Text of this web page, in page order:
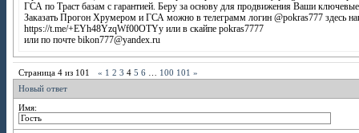
ГСА по Траст базам с гарантией. Беру за основу для продвижения Ваши ключевые
Заказать Прогон Хрумером и ГСА можно в телеграмм логин @pokras777 здесь
https://t.me/+EYh48YzqWf00OTYy или в скайпе pokras7777
или по почте bikon777@yandex.ru
Страница 4 из 101 « 1 2 3 4 5 6 100 101 »
Новый ответ
Имя: